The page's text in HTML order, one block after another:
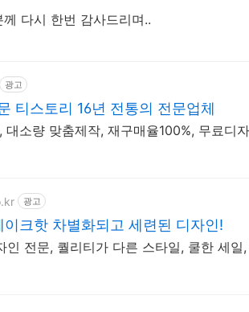
다시 한번 감사드리며..
광고
티스토리 16년 전통의 전문업체
대소량 맞춤제작, 재구매율100%, 무료디
광고
이크핫 차별화되고 세련된 디자인!
인 전문, 퀄리티가 다른 스타일, 쿨한 세일